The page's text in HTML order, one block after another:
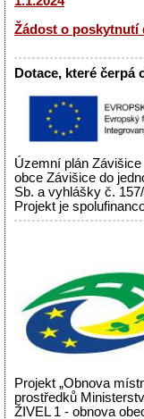
Žádost o poskytnutí
Dotace, které čerpá
Územní plán
obce Závišice do
Sb. a vyhlášky č.
Projekt je
Projekt „Obnova
prostředků
ŽIVEL 1 - obnova